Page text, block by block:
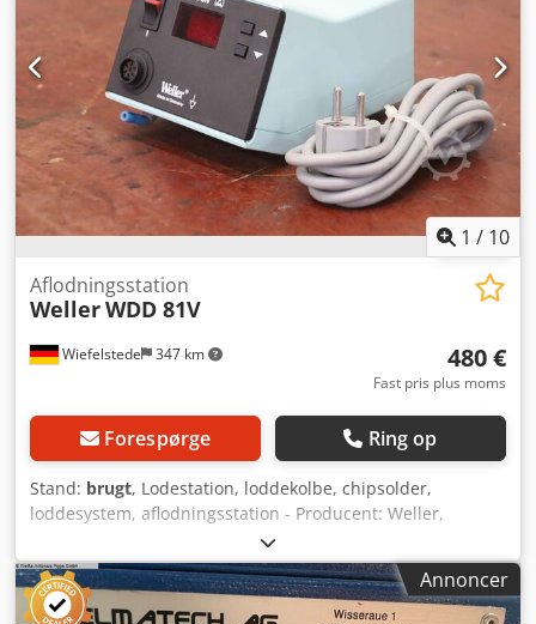
1 / 10
Wiefelstede 347 km
Aflodningsstation
WellerWDD 81V
480 €
Fast pris plus moms
Forespørge Ring op
Stand: brugt, Lodestation, loddekolbe, chipsolder,
loddesystem, aflodningsstation - Producent: Weller,
aflodningsstation type WDD 81V - Spænding: 230/24 V -
Arbejdstryk: 4-6 bar Dksdpfetu Rk Ejx Akmsr - Dimensioner:
190/120/H110 mm - Vægt: 2,3 kg
Annoncer